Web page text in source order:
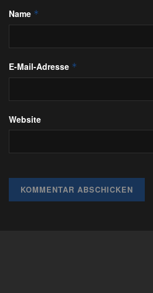
Name *
E-Mail-Adresse *
Website